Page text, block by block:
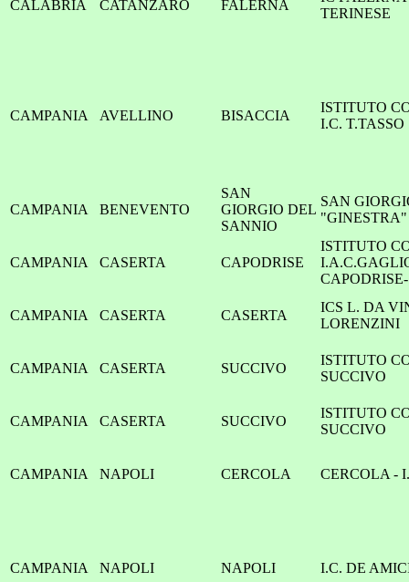
CALABRIA CATANZARO FALERNA
TERINESE
CAMPANIA AVELLINO BISACCIA
ISTITUTO
I.C. T.TASSO
CAMPANIA BENEVENTO
SAN
GIORGIO DEL
SANNIO
SAN
"GINESTRA"
CAMPANIA CASERTA CAPODRISE
ISTITUTO
CAMPANIA CASERTA CASERTA
ICS L. DA
LORENZINI
CAMPANIA CASERTA SUCCIVO
ISTITUTO
SUCCIVO
CAMPANIA CASERTA SUCCIVO
ISTITUTO
SUCCIVO
CAMPANIA NAPOLI CERCOLA CERCOLA -
CAMPANIA NAPOLI NAPOLI I.C. DE